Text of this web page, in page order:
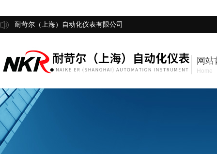
耐苛尔（上海）自动化仪表有限公司
网站
Home